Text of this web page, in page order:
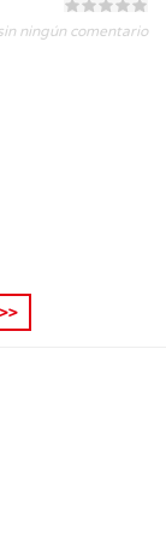
sin ningún comentario
>>